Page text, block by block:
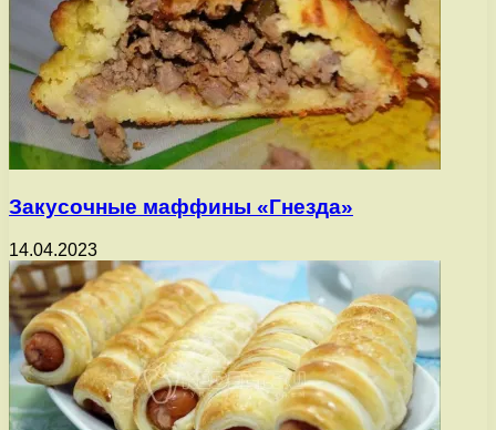
Закусочные маффины «Гнезда»
14.04.2023